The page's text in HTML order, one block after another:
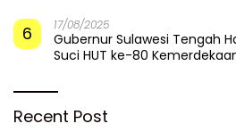
6 17/08/2025
Gubernur Sulawesi Tengah
Suci HUT ke-80
Recent Post